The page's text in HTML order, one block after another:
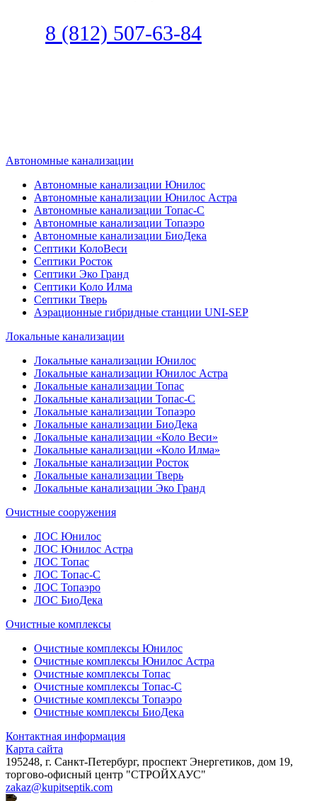
8 (812) 507-63-84
Автономные канализации
Автономные канализации Юнилос
Автономные канализации Юнилос Астра
Автономные канализации Топас-С
Автономные канализации Топаэро
Автономные канализации БиоДека
Септики КолоВеси
Септики Росток
Септики Эко Гранд
Септики Коло Илма
Септики Тверь
Аэрационные гибридные станции UNI-SEP
Локальные канализации
Локальные канализации Юнилос
Локальные канализации Юнилос Астра
Локальные канализации Топас
Локальные канализации Топас-С
Локальные канализации Топаэро
Локальные канализации БиоДека
Локальные канализации «Коло Веси»
Локальные канализации «Коло Илма»
Локальные канализации Росток
Локальные канализации Тверь
Локальные канализации Эко Гранд
Очистные сооружения
ЛОС Юнилос
ЛОС Юнилос Астра
ЛОС Топас
ЛОС Топас-С
ЛОС Топаэро
ЛОС БиоДека
Очистные комплексы
Очистные комплексы Юнилос
Очистные комплексы Юнилос Астра
Очистные комплексы Топас
Очистные комплексы Топас-С
Очистные комплексы Топаэро
Очистные комплексы БиоДека
Контактная информация
Карта сайта
195248, г. Санкт-Петербург, проспект Энергетиков, дом 19,
торгово-офисный центр "СТРОЙХАУС"
zakaz@kupitseptik.com